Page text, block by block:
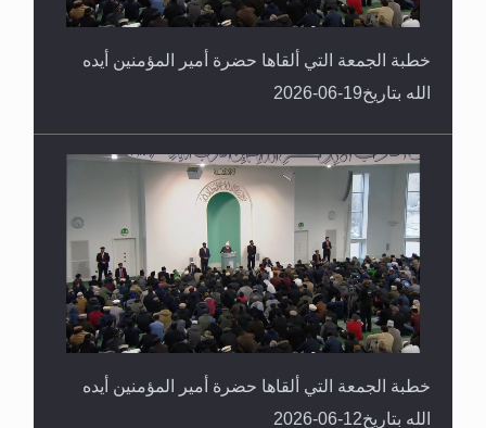
خطبة الجمعة التي ألقاها حضرة أمير المؤمنين أيده
الله بتاريخ19-06-2026